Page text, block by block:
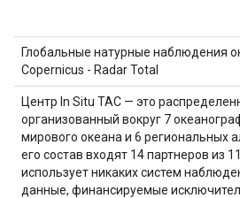
Глобальные натурные наблюдения
Copernicus - Radar Total
Центр In Situ TAC — это
организованный вокруг 7
мирового океана и 6 региональных
его состав входят 14 партнеров из
использует никаких систем
данные, финансируемые